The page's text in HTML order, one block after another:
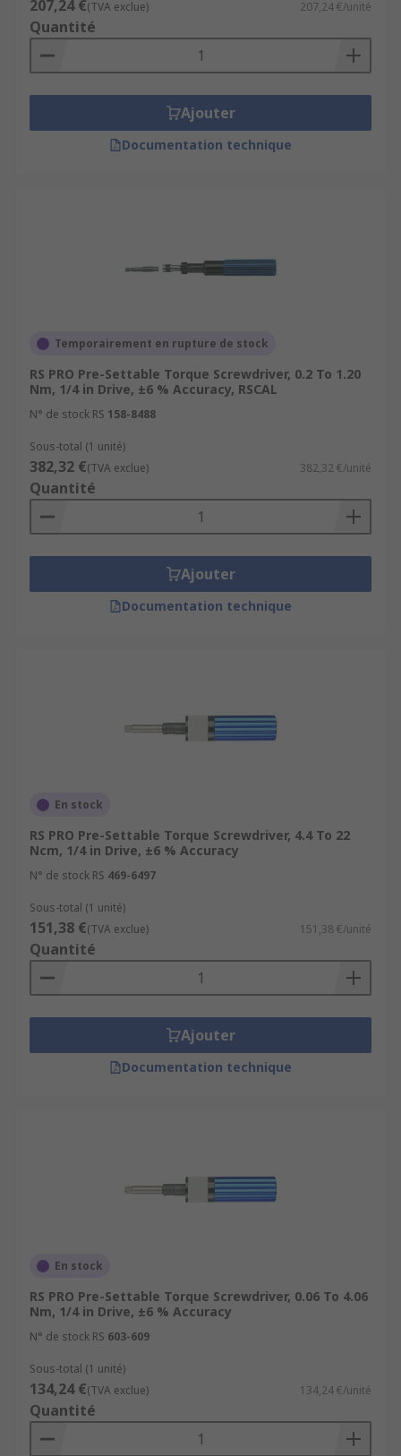
207,24 €(TVA exclue) 207,24 €/unité
Quantité
Ajouter
Documentation technique
Temporairement en rupture de stock
RS PRO Pre-Settable Torque Screwdriver, 0.2 To 1.20
Nm, 1/4 in Drive, ±6 % Accuracy, RSCAL
N° de stock RS 158-8488
Sous-total (1 unité)
382,32 €(TVA exclue) 382,32 €/unité
Quantité
Ajouter
Documentation technique
En stock
RS PRO Pre-Settable Torque Screwdriver, 4.4 To 22
Ncm, 1/4 in Drive, ±6 % Accuracy
N° de stock RS 469-6497
Sous-total (1 unité)
151,38 €(TVA exclue) 151,38 €/unité
Quantité
Ajouter
Documentation technique
En stock
RS PRO Pre-Settable Torque Screwdriver, 0.06 To 4.06
Nm, 1/4 in Drive, ±6 % Accuracy
N° de stock RS 603-609
Sous-total (1 unité)
134,24 €(TVA exclue) 134,24 €/unité
Quantité